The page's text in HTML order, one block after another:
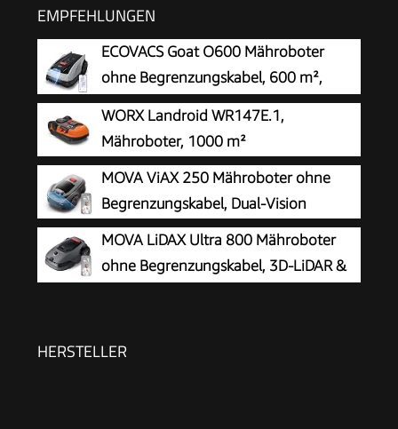
EMPFEHLUNGEN
ECOVACS Goat O600 Mähroboter
ohne Begrenzungskabel, 600 m²,
RTK+Vision-Navigation,
Rasenmähroboter, KI-Hindernisvermeidung, App
Steuerung, passiert 0,7 m schmale Stellen
WORX Landroid WR147E.1,
Mähroboter, 1000 m²
MOVA ViAX 250 Mähroboter ohne
Begrenzungskabel, Dual-Vision
MOVA LiDAX Ultra 800 Mähroboter
ohne Begrenzungskabel, 3D-LiDAR &
HERSTELLER